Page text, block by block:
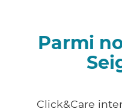
Parmi
Click&Care